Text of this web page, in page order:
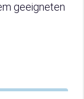
geeigneten